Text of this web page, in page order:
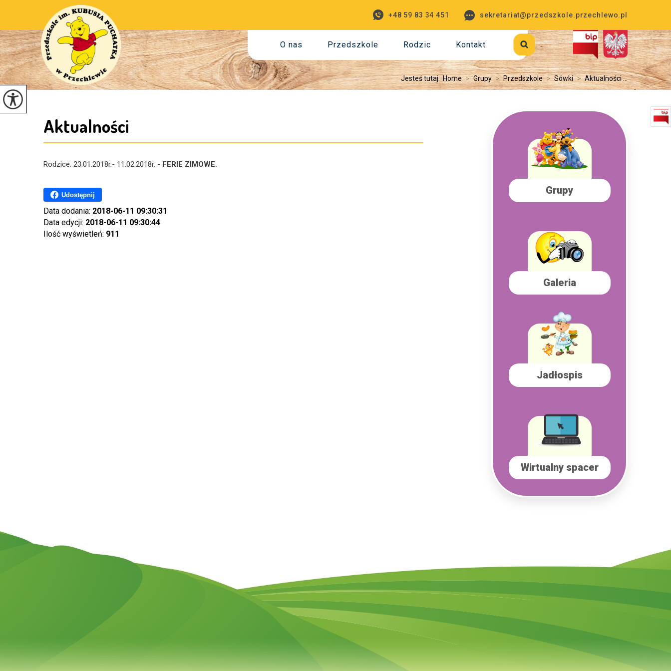
sekretariat@przedszkole.przechlewo.pl
+48 59 83 34 451
O nas Przedszkole Rodzic Kontakt
Jesteś tutaj:Home > Grupy > Przedszkole > Sówki > Aktualności ...
Aktualności
Rodzice: 23.01.2018r.- 11.02.2018r. - FERIE ZIMOWE.
Udostępnij
Data dodania: 2018-06-11 09:30:31
Data edycji: 2018-06-11 09:30:44
Ilość wyświetleń: 911
Grupy
Galeria
Jadłospis
Wirtualny spacer